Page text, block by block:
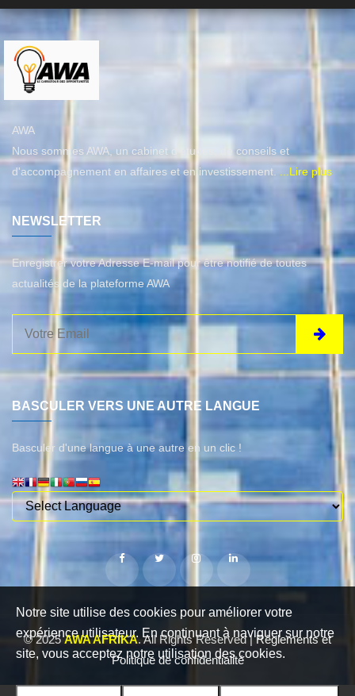
Notre site utilise des cookies pour améliorer votre
expérience utilisateur. En continuant à naviguer sur notre
site, vous acceptez notre utilisation des cookies.
AWA
Nous sommes AWA, un cabinet d’études, de conseils et
d'accompagnement en affaires et en investissement.
...Lire plus
NEWSLETTER
Enregistrer votre Adresse E-mail pour être notifié de toutes
actualités de la plateforme AWA
BASCULER VERS UNE AUTRE LANGUE
Basculer d'une langue à une autre en un clic !
© 2025AWA AFRIKA. All Rights Reserved |Règlements et
Politique de confidentialité